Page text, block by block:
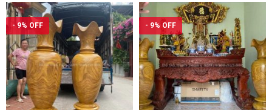
- 9% OFF - 9% OFF